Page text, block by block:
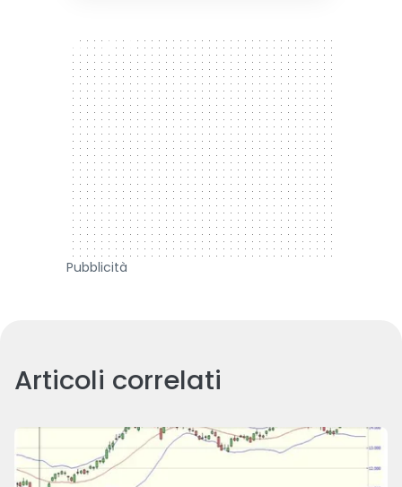
300 x 250
Pubblicità
Articoli correlati